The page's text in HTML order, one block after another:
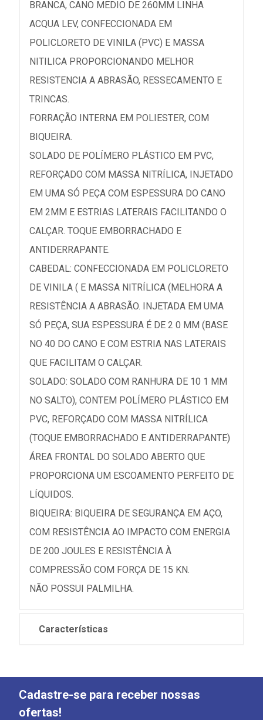
BRANCA, CANO MEDIO DE 260MM LINHA
ACQUA LEV, CONFECCIONADA EM
POLICLORETO DE VINILA (PVC) E MASSA
NITILICA PROPORCIONANDO MELHOR
RESISTENCIA A ABRASÃO, RESSECAMENTO E
TRINCAS.
FORRAÇÃO INTERNA EM POLIESTER, COM
BIQUEIRA.
SOLADO DE POLÍMERO PLÁSTICO EM PVC,
REFORÇADO COM MASSA NITRÍLICA, INJETADO
EM UMA SÓ PEÇA COM ESPESSURA DO CANO
EM 2MM E ESTRIAS LATERAIS FACILITANDO O
CALÇAR. TOQUE EMBORRACHADO E
ANTIDERRAPANTE.
CABEDAL: CONFECCIONADA EM POLICLORETO
DE VINILA ( E MASSA NITRÍLICA (MELHORA A
RESISTÊNCIA A ABRASÃO. INJETADA EM UMA
SÓ PEÇA, SUA ESPESSURA É DE 2 0 MM (BASE
NO 40 DO CANO E COM ESTRIA NAS LATERAIS
QUE FACILITAM O CALÇAR.
SOLADO: SOLADO COM RANHURA DE 10 1 MM
NO SALTO), CONTEM POLÍMERO PLÁSTICO EM
PVC, REFORÇADO COM MASSA NITRÍLICA
(TOQUE EMBORRACHADO E ANTIDERRAPANTE)
ÁREA FRONTAL DO SOLADO ABERTO QUE
PROPORCIONA UM ESCOAMENTO PERFEITO DE
LÍQUIDOS.
BIQUEIRA: BIQUEIRA DE SEGURANÇA EM AÇO,
COM RESISTÊNCIA AO IMPACTO COM ENERGIA
DE 200 JOULES E RESISTÊNCIA À
COMPRESSÃO COM FORÇA DE 15 KN.
NÃO POSSUI PALMILHA.
Características
Cadastre-se para receber nossas
ofertas!